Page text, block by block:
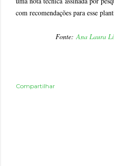
com recomendações para esse
Fonte:Ana Laura
Compartilhar